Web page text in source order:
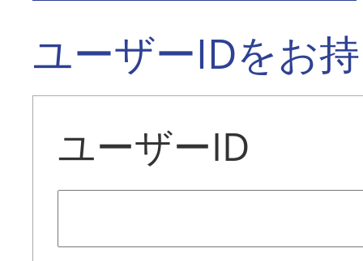
ユーザーIDをお
ユーザーID